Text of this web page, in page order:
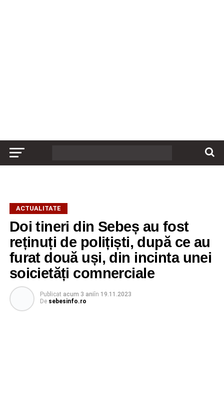
ACTUALITATE
Doi tineri din Sebeș au fost
reținuți de polițiști, după ce au
furat două uși, din incinta unei
soicietăți comnerciale
Publicat acum 3 aniîn 19.11.2023
De sebesinfo.ro